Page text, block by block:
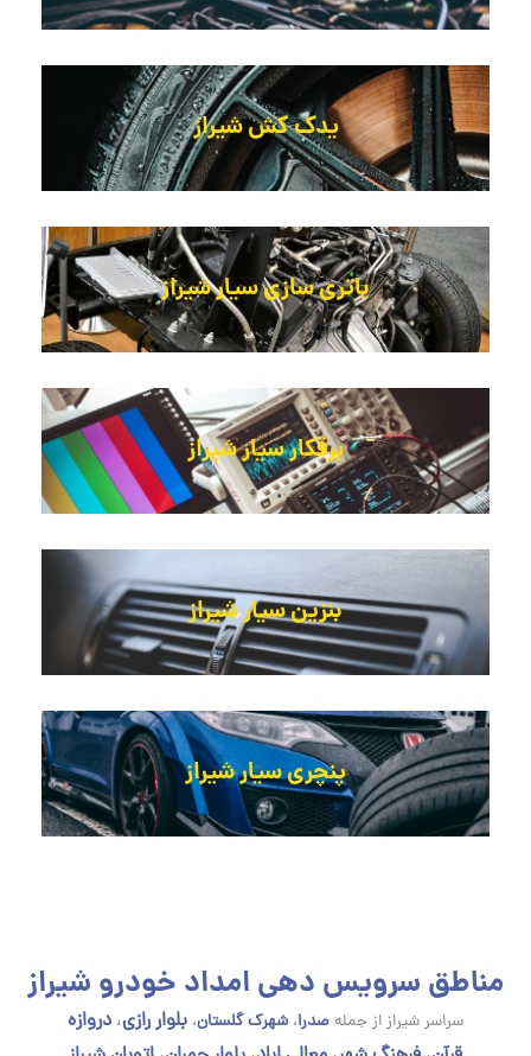
یدک کش شیراز
باتری سازی سیار شیراز
برقکار سیار شیراز
بنزین سیار شیراز
پنچری سیار شیراز
مناطق سرویس دهی امداد خودرو شیراز
سراسر شیراز از جملهصدرا، شهرک گلستان، بلوار رازی، دروازه